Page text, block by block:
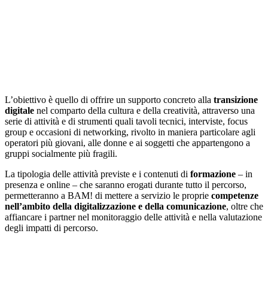
L’obiettivo è quello di offrire un supporto concreto alla transizione
digitale nel comparto della cultura e della creatività, attraverso una
serie di attività e di strumenti quali tavoli tecnici, interviste, focus
group e occasioni di networking, rivolto in maniera particolare agli
operatori più giovani, alle donne e ai soggetti che appartengono a
gruppi socialmente più fragili.
La tipologia delle attività previste e i contenuti di formazione – in
presenza e online – che saranno erogati durante tutto il percorso,
permetteranno a BAM! di mettere a servizio le proprie competenze
nell’ambito della digitalizzazione e della comunicazione, oltre che
affiancare i partner nel monitoraggio delle attività e nella valutazione
degli impatti di percorso.